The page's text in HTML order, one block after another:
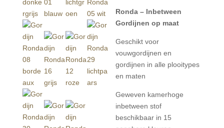
Ronda – Inbetween
Gordijnen op maat
Geschikt voor
vouwgordijnen en
gordijnen in alle plooitypes
en maten
Geweven kamerhoge
inbetween stof
beschikbaar in 15